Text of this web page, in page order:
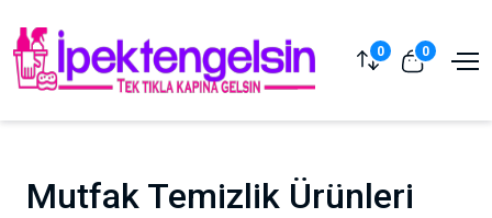
0 0
Mutfak Temizlik Ürünleri